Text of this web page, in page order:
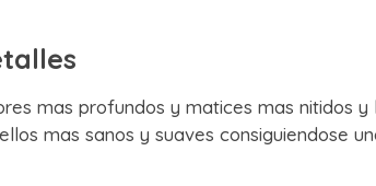
mas profundos y matices mas nitidos y
mas sanos y suaves consiguiendose